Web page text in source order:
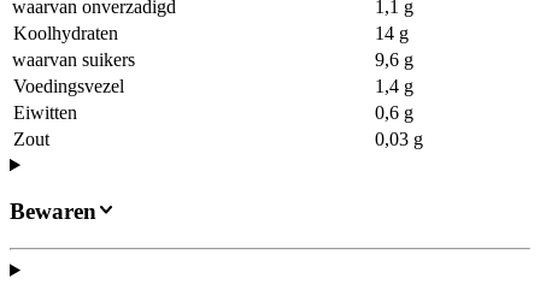
waarvan onverzadigd
1,1 g
Koolhydraten
14 g
waarvan suikers
9,6 g
Voedingsvezel
1,4 g
Eiwitten
0,6 g
Zout
0,03 g
Bewaren